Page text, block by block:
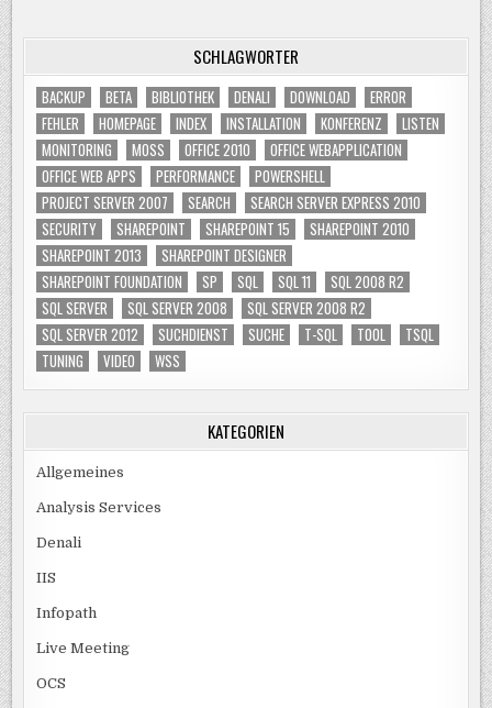
SCHLAGWÖRTER
BACKUP BETA BIBLIOTHEK DENALI DOWNLOAD
ERROR
FEHLER
HOMEPAGE INDEX INSTALLATION KONFERENZ
LISTEN
MONITORING
MOSS OFFICE 2010
OFFICE WEBAPPLICATION
OFFICE WEB APPS
PERFORMANCE
POWERSHELL
PROJECT SERVER 2007
SEARCH
SEARCH SERVER EXPRESS 2010
SECURITY
SHAREPOINT SHAREPOINT 15
SHAREPOINT 2010
SHAREPOINT 2013
SHAREPOINT DESIGNER
SHAREPOINT FOUNDATION
SP SQL SQL 11
SQL 2008 R2
SQL SERVER
SQL SERVER 2008
SQL SERVER 2008 R2
SQL SERVER 2012
SUCHDIENST SUCHE T-SQL TOOL
TSQL
TUNING
VIDEO WSS
KATEGORIEN
Allgemeines
Analysis Services
Denali
IIS
Infopath
Live Meeting
OCS